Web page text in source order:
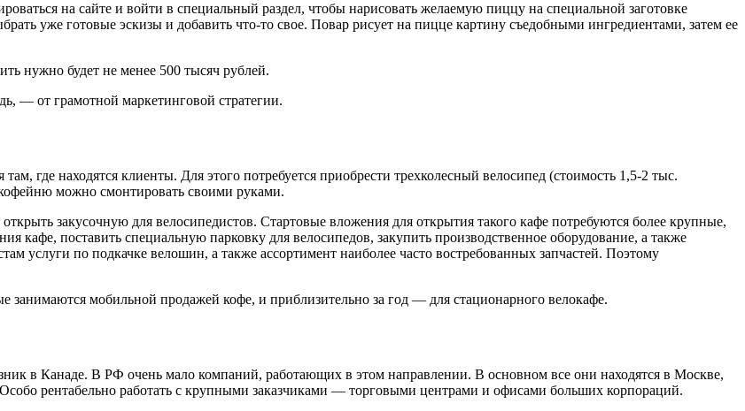
на сайте и войти в специальный раздел, чтобы нарисовать желаемую пиццу на специальной заготовке
уже готовые эскизы и добавить что-то свое. Повар рисует на пицце картину съедобными ингредиентами, затем ее
нужно будет не менее 500 тысяч рублей.
— от грамотной маркетинговой стратегии.
где находятся клиенты. Для этого потребуется приобрести трехколесный велосипед (стоимость 1,5-2 тыс.
можно смонтировать своими руками.
закусочную для велосипедистов. Стартовые вложения для открытия такого кафе потребуются более крупные,
кафе, поставить специальную парковку для велосипедов, закупить производственное оборудование, а также
услуги по подкачке велошин, а также ассортимент наиболее часто востребованных запчастей. Поэтому
занимаются мобильной продажей кофе, и приблизительно за год — для стационарного велокафе.
в Канаде. В РФ очень мало компаний, работающих в этом направлении. В основном все они находятся в Москве,
рентабельно работать с крупными заказчиками — торговыми центрами и офисами больших корпораций.